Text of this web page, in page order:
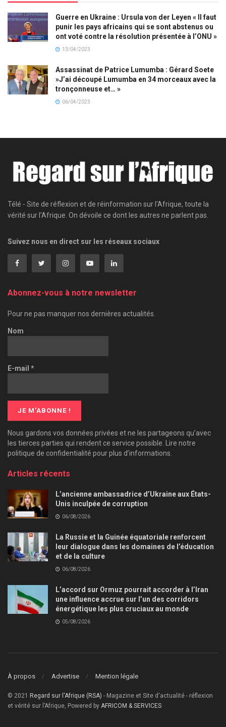
Guerre en Ukraine : Ursula von der Leyen « Il faut
punir les pays africains qui se sont abstenus ou
ont voté contre la résolution présentée à l’ONU »
13/04/2023
Assassinat de Patrice Lumumba : Gérard Soete
»J’ai découpé Lumumba en 34 morceaux avec la
tronçonneuse et… »
06/04/2023
Télé - Site de réflexion et de réinformation sur l'Afrique, toute la
vérité sur l'Afrique. On dévoile ce dont les autres ne parlent pas.
Suivez nous en direct sur les réseaux sociaux
Abonnez-vous à notre newsletter
Pour ne pas manquer nos dernières actualités.
Nom
E-mail *
Nous gardons vos données privées et ne les partageons qu’avec
les tierces parties qui rendent ce service possible. Lire notre
politique de confidentialité pour plus d’informations.
Articles récents
L’ancienne ambassadrice d’Ukraine aux États-
Unis inculpée de corruption
06/08/2026
La Russie et la Guinée équatoriale renforcent
leur dialogue dans les domaines de l’éducation
et de la culture
06/08/2026
L’accord sur Ormuz pourrait accorder à l’Iran
une influence accrue sur l’un des corridors
énergétique les plus cruciaux au monde
05/08/2026
À propos Advertise Mention légale
© 2021 Regard sur l'Afrique (RSA) - Magazine et Site d'actualité - réflexion
et vérité sur l’Afrique, Powered by AFRICOM & SERVICES